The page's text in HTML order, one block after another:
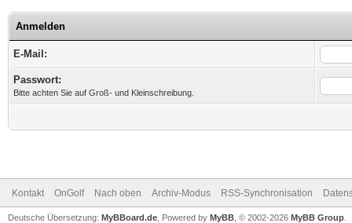
Anmelden
E-Mail:
Passwort:
Bitte achten Sie auf Groß- und Kleinschreibung.
Kontakt OnGolf Nach oben Archiv-Modus RSS-Synchronisation
Deutsche Übersetzung: MyBBoard.de , Powered by MyBB , © 2002-2026 MyBB Group